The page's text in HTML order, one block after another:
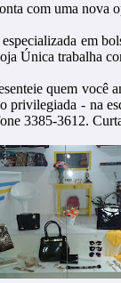
com uma nova
em
Única trabalha
quem você
privilegiada - na
3385-3612.